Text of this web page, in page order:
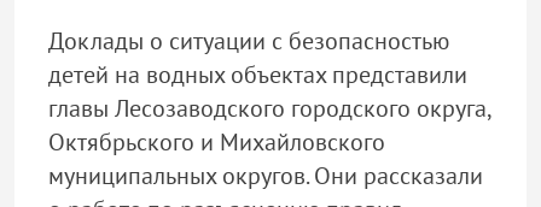
Доклады о ситуации с безопасностью
детей на водных объектах представили
главы Лесозаводского городского округа,
Октябрьского и Михайловского
муниципальных округов. Они рассказали